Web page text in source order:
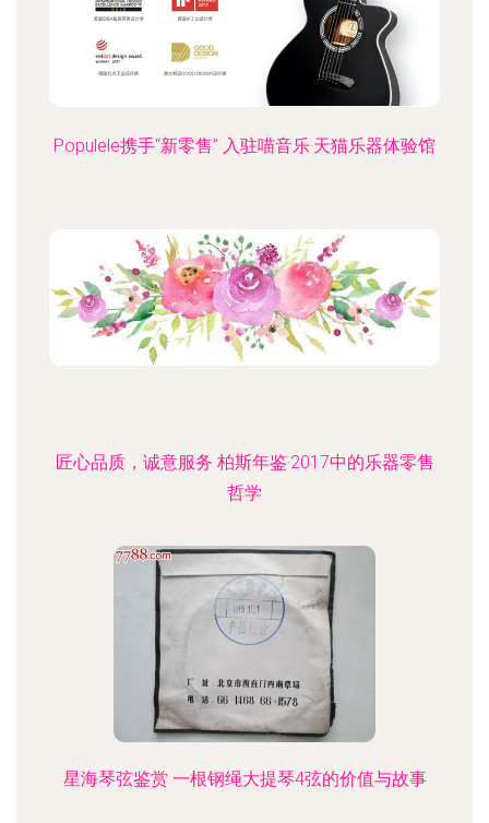
Populele携手“新零售” 入驻喵音乐·天猫乐器体验馆
匠心品质，诚意服务 柏斯年鉴·2017中的乐器零售
哲学
星海琴弦鉴赏 一根钢绳大提琴4弦的价值与故事